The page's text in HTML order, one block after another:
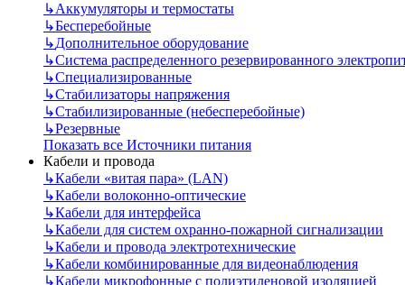
↳Аккумуляторы и термостаты
↳Бесперебойные
↳Дополнительное оборудование
↳Система распределенного резервированного
↳Специализированные
↳Стабилизаторы напряжения
↳Стабилизированные (небесперебойные)
↳Резервные
Показать все Источники питания
Кабели и провода
↳Кабели «витая пара» (LAN)
↳Кабели волоконно-оптические
↳Кабели для интерфейса
↳Кабели для систем охранно-пожарной сигнализации
↳Кабели и провода электротехнические
↳Кабели комбинированные для видеонаблюдения
↳Кабели микрофонные с полиэтиленовой изоляцией